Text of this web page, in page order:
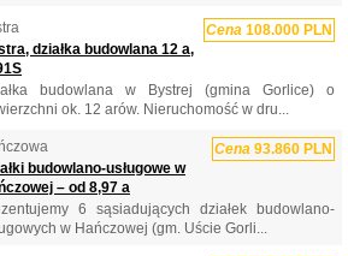
Cena 108.000 PLN
działka budowlana 12 a,
budowlana w Bystrej (gmina Gorlice) o
ok. 12 arów. Nieruchomość w dru...
Cena 93.860 PLN
budowlano-usługowe w
– od 8,97 a
6 sąsiadujących działek budowlano-
w Hańczowej (gm. Uście Gorli...